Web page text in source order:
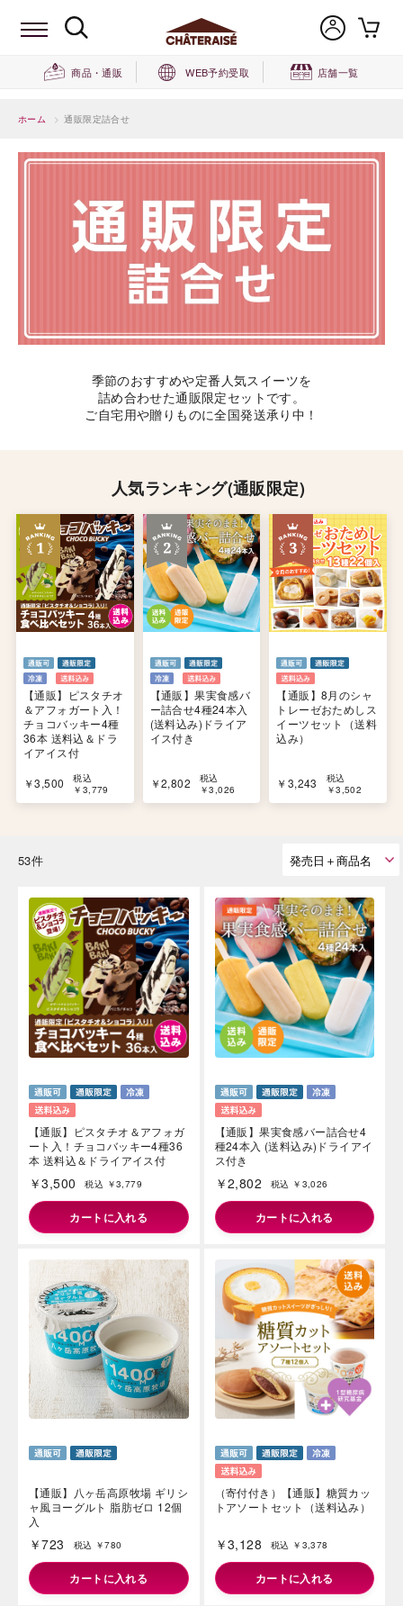
商品・通販 WEB予約受取 店舗一覧
ホーム > 通販限定詰合せ
季節のおすすめや定番人気スイーツを
詰め合わせた通販限定セットです。
ご自宅用や贈りものに全国発送承り中！
人気ランキング(通販限定)
【通販】ピスタチオ
＆アフォガート入！
チョコバッキー4種
36本 送料込＆ドラ
イアイス付
￥3,500
税込
￥3,779
【通販】果実食感バ
ー詰合せ4種24本入
(送料込み)ドライア
イス付き
￥2,802
税込
￥3,026
【通販】8月のシャ
トレーゼおためしス
イーツセット（送料
込み）
￥3,243
税込
￥3,502
53件
【通販】ピスタチオ＆アフォガ
ート入！チョコバッキー4種36
本 送料込＆ドライアイス付
￥3,500 税込 ￥3,779
カートに入れる
【通販】果実食感バー詰合せ4
種24本入 (送料込み)ドライアイ
ス付き
￥2,802 税込 ￥3,026
カートに入れる
【通販】八ヶ岳高原牧場 ギリシ
ャ風ヨーグルト 脂肪ゼロ 12個
入
￥723 税込 ￥780
カートに入れる
（寄付付き）【通販】糖質カッ
トアソートセット（送料込み）
￥3,128 税込 ￥3,378
カートに入れる
岳や末広がりを意味す
やつ時」という意味を込
。雄大な八ヶ岳山麓の自
さい。
海外 Overseas shops
Indonesia
Singapore
Malaysia
Hong Kong
UAE
Vietnam